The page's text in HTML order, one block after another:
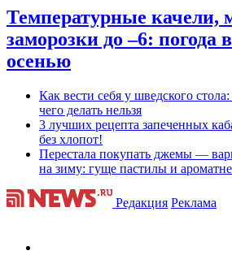
Температурные качели,
заморозки до –6: погода
осенью
Как вести себя у шведского
чего делать нельзя
3 лучших рецепта запеченных
без хлопот!
Перестала покупать джемы —
на зиму: гуще пастилы и
Редакция Реклама